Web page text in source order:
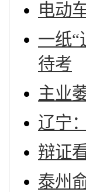
电动
一纸“
待考
主业
辽宁
辩证
泰州